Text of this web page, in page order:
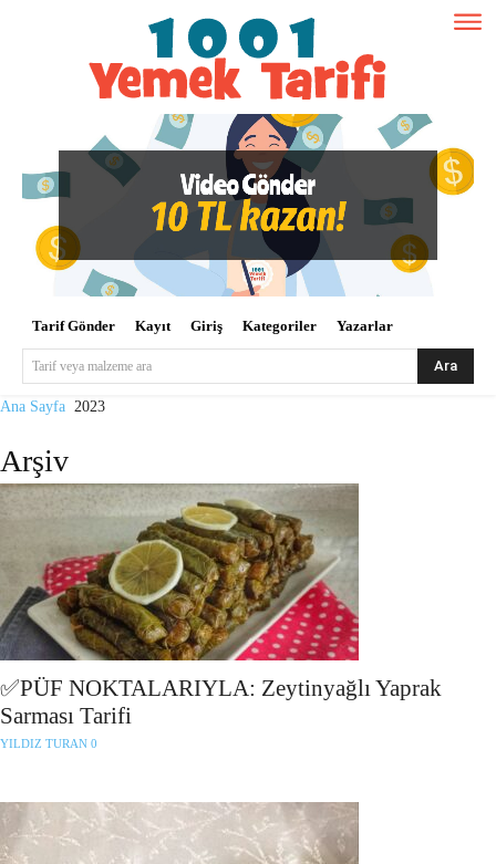
Tarif Gönder Kayıt Giriş Kategoriler Yazarlar
Tarif veya malzeme ara Ara
Ana Sayfa 2023
Arşiv
✅PÜF NOKTALARIYLA: Zeytinyağlı Yaprak
Sarması Tarifi
YILDIZ TURAN 0